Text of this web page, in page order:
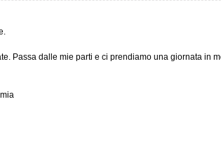
Passa dalle mie parti e ci prendiamo una giornata in